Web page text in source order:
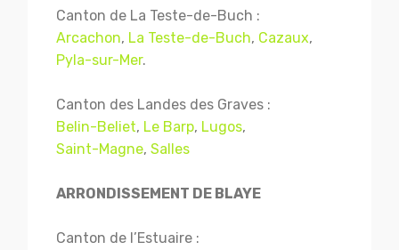
Canton de La Teste-de-Buch :
Arcachon, La Teste-de-Buch, Cazaux,
Pyla-sur-Mer.
Canton des Landes des Graves :
Belin-Beliet, Le Barp, Lugos,
Saint-Magne, Salles
ARRONDISSEMENT DE BLAYE
Canton de l’Estuaire :